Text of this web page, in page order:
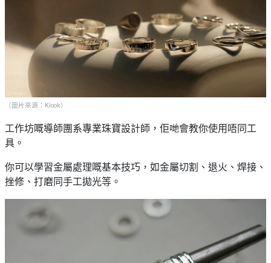
（圖片來源：Klook）
工作坊嘅導師團系專業珠寶設計師，佢哋會教你使用唔同工
具。
你可以學習金屬處理嘅基本技巧，如金屬切割、退火、焊接、
挫修、打磨同手工拋光等。